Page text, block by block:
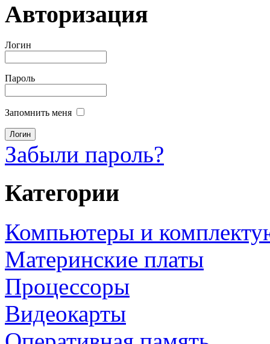
Авторизация
Логин
Пароль
Запомнить меня
Забыли пароль?
Категории
Компьютеры и
Материнские платы
Процессоры
Видеокарты